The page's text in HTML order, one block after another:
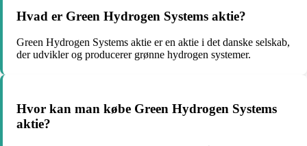
Hvad er Green Hydrogen Systems aktie?
Green Hydrogen Systems aktie er en aktie i det danske selskab,
der udvikler og producerer grønne hydrogen systemer.
Hvor kan man købe Green Hydrogen Systems
aktie?